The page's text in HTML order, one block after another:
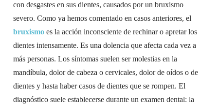
con desgastes en sus dientes, causados por un bruxismo
severo. Como ya hemos comentado en casos anteriores, el
bruxismoes la acción inconsciente de rechinar o apretar los
dientes intensamente. Es una dolencia que afecta cada vez a
más personas. Los síntomas suelen ser molestias en la
mandíbula, dolor de cabeza o cervicales, dolor de oídos o de
dientes y hasta haber casos de dientes que se rompen. El
diagnóstico suele establecerse durante un examen dental: la